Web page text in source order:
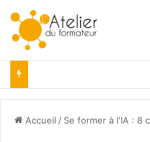
Accueil / Se former à l'IA : 8